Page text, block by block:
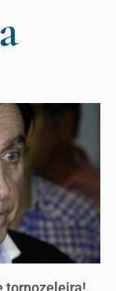
tornozeleira!